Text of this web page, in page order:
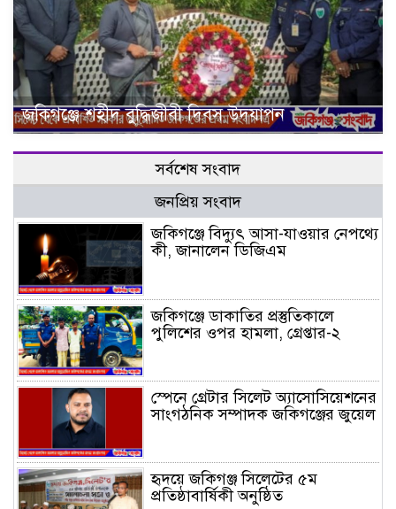
জকিগঞ্জে শহীদ বুদ্ধিজীবী দিবস উদযাপন
সর্বশেষ সংবাদ
জনপ্রিয় সংবাদ
জকিগঞ্জে বিদ্যুৎ আসা-যাওয়ার নেপথ্যে
কী, জানালেন ডিজিএম
জকিগঞ্জে ডাকাতির প্রস্তুতিকালে
পুলিশের ওপর হামলা, গ্রেপ্তার-২
স্পেনে গ্রেটার সিলেট অ্যাসোসিয়েশনের
সাংগঠনিক সম্পাদক জকিগঞ্জের জুয়েল
হৃদয়ে জকিগঞ্জ সিলেটের ৫ম
প্রতিষ্ঠাবার্ষিকী অনুষ্ঠিত